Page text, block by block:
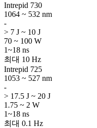
Intrepid 730
1064 ~ 532 nm
-
> 7 J ~ 10 J
70 ~ 100 W
1~18 ns
최대 10 Hz
Intrepid 725
1053 ~ 527 nm
-
> 17.5 J ~ 20 J
1.75 ~ 2 W
1~18 ns
최대 0.1 Hz